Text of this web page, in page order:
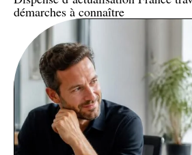
démarches à connaître